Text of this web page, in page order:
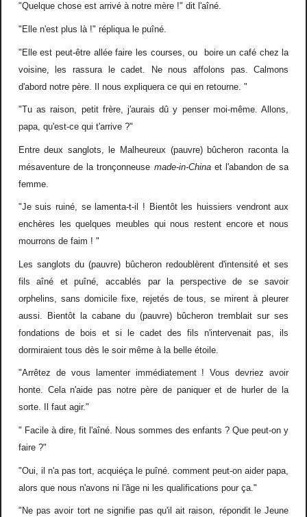
"Quelque chose est arrivé à notre mère !" dit l'aîné.
"Elle n'est plus là !" répliqua le puîné.
"Elle est peut-être allée faire les courses, ou boire un café chez la
voisine, les rassura le cadet. Ne nous affolons pas. Calmons
d'abord notre père. Il nous expliquera ce qui en retourne. "
"Tu as raison, petit frère, j'aurais dû y penser moi-même. Allons,
papa, qu'est-ce qui t'arrive ?"
Entre deux sanglots, le Malheureux (pauvre) bûcheron raconta la
mésaventure de la tronçonneuse made-in-Chinaet l'abandon de sa
femme.
"Je suis ruiné, se lamenta-t-il ! Bientôt les huissiers vendront aux
enchères les quelques meubles qui nous restent encore et nous
mourrons de faim ! "
Les sanglots du (pauvre) bûcheron redoublèrent d'intensité et ses
fils aîné et puîné, accablés par la perspective de se savoir
orphelins, sans domicile fixe, rejetés de tous, se mirent à pleurer
aussi. Bientôt la cabane du (pauvre) bûcheron tremblait sur ses
fondations de bois et si le cadet des fils n'intervenait pas, ils
dormiraient tous dès le soir même à la belle étoile.
"Arrêtez de vous lamenter immédiatement ! Vous devriez avoir
honte. Cela n'aide pas notre père de paniquer et de hurler de la
sorte. Il faut agir."
" Facile à dire, fit l'aîné. Nous sommes des enfants ? Que peut-on y
faire ?"
"Oui, il n'a pas tort, acquiéça le puîné. comment peut-on aider papa,
alors que nous n'avons ni l'âge ni les qualifications pour ça."
"Ne pas avoir tort ne signifie pas qu'il ait raison, répondit le Jeune